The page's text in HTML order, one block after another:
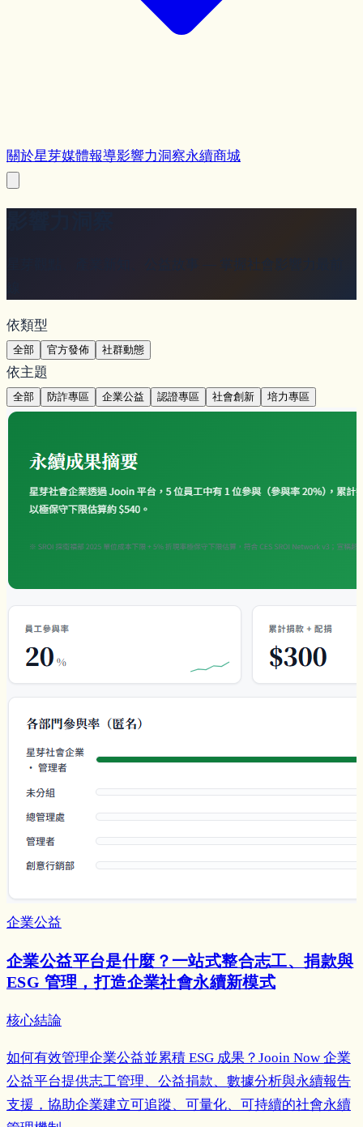
關於星芽媒體報導影響力洞察永續商城
星芽觀點、產業新知、公益故事 — 掌握社會影響力最前
依類型
全部 官方發佈 社群動態
依主題
全部 防詐專區 企業公益 認證專區 社會創新 培力專區
企業公益
企業公益平台是什麼？一站式整合志工、捐款與
ESG 管理，打造企業社會永續新模式
核心結論
如何有效管理企業公益並累積 ESG 成果？Jooin Now 企業
公益平台提供志工管理、公益捐款、數據分析與永續報告
支援，協助企業建立可追蹤、可量化、可持續的社會永續